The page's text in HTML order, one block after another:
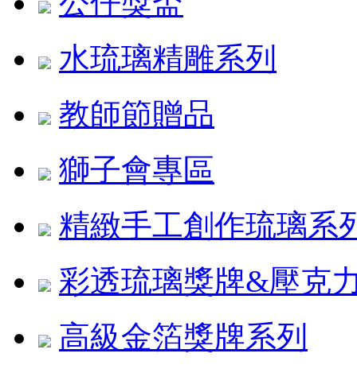
水琉璃精雕系列
教師節贈品
獅子會專區
精緻手工創作琉璃系
彩透琉璃獎牌&壓克
高級金箔獎牌系列